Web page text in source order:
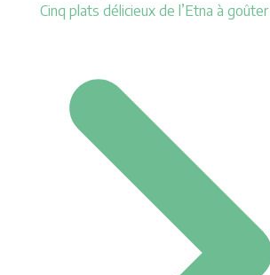
Cinq plats délicieux de l’Etna à goûter